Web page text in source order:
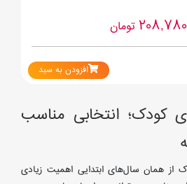
208,780تومان
افزودن به سبد
کودک؛ انتخابی مناسب
از همان سال‌های ابتدایی اهمیت زیادی